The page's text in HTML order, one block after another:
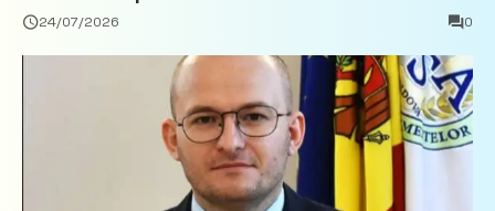
24/07/2026 0